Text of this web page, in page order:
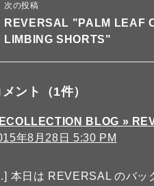
次の投稿
REVERSAL "PALM LEAF
LIMBING SHORTS"
メント （1件）
BLOG »
年8月28日 5:30 PM
本日は REVERSAL のバッ